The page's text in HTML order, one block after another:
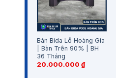
Bàn Bida Lỗ Hoàng Gia
| Bàn Trên 90% | BH
36 Tháng
20.000.000₫